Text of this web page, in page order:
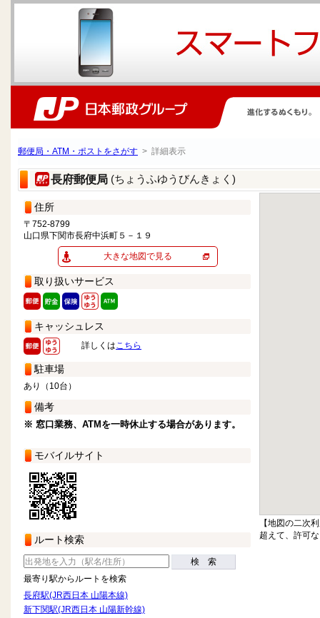
郵便局・ATM・ポストをさがす > 詳細表示
長府郵便局 (ちょうふゆうびんきょく)
住所
〒752-8799
山口県下関市長府中浜町５－１９
大きな地図で見る
取り扱いサービス
キャッシュレス
詳しくはこちら
駐車場
あり（10台）
備考
※ 窓口業務、ATMを一時休止する場合があります。
モバイルサイト
ルート検索
検 索
最寄り駅からルートを検索
長府駅(JR西日本 山陽本線)
新下関駅(JR西日本 山陽新幹線)
【地図の二次
超えて、許可